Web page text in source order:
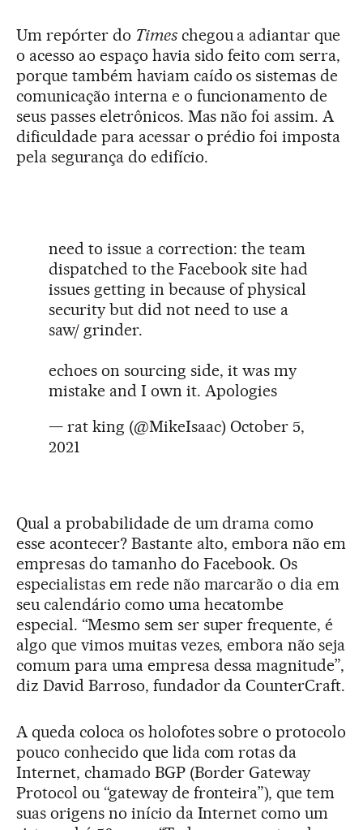
Um repórter do Timeschegou a adiantar que
o acesso ao espaço havia sido feito com serra,
porque também haviam caído os sistemas de
comunicação interna e o funcionamento de
seus passes eletrônicos. Mas não foi assim. A
dificuldade para acessar o prédio foi imposta
pela segurança do edifício.
need to issue a correction: the team
dispatched to the Facebook site had
issues getting in because of physical
security but did not need to use a
saw/ grinder.
echoes on sourcing side, it was my
mistake and I own it. Apologies
— rat king (@MikeIsaac) October 5,
2021
Qual a probabilidade de um drama como
esse acontecer? Bastante alto, embora não em
empresas do tamanho do Facebook. Os
especialistas em rede não marcarão o dia em
seu calendário como uma hecatombe
especial. “Mesmo sem ser super frequente, é
algo que vimos muitas vezes, embora não seja
comum para uma empresa dessa magnitude”,
diz David Barroso, fundador da CounterCraft.
A queda coloca os holofotes sobre o protocolo
pouco conhecido que lida com rotas da
Internet, chamado BGP (Border Gateway
Protocol ou “gateway de fronteira”), que tem
suas origens no início da Internet como um